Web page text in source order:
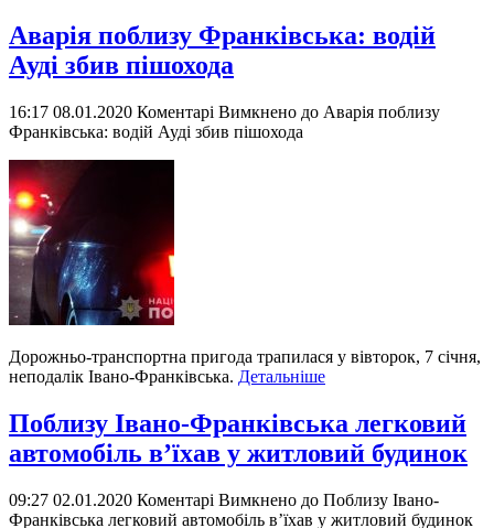
Аварія поблизу Франківська: водій
Ауді збив пішохода
16:17 08.01.2020 Коментарі Вимкнено до Аварія поблизу
Франківська: водій Ауді збив пішохода
Дорожньо-транспортна пригода трапилася у вівторок, 7 січня,
неподалік Івано-Франківська. Детальніше
Поблизу Івано-Франківська легковий
автомобіль в’їхав у житловий будинок
09:27 02.01.2020 Коментарі Вимкнено до Поблизу Івано-
Франківська легковий автомобіль в’їхав у житловий будинок